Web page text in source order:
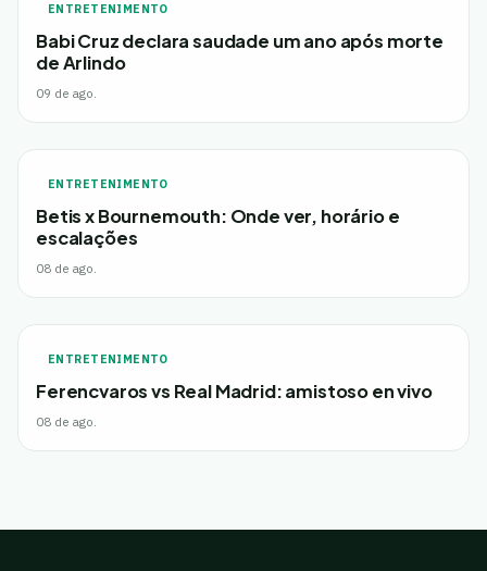
ENTRETENIMENTO
Babi Cruz declara saudade um ano após morte
de Arlindo
09 de ago.
ENTRETENIMENTO
Betis x Bournemouth: Onde ver, horário e
escalações
08 de ago.
ENTRETENIMENTO
Ferencvaros vs Real Madrid: amistoso en vivo
08 de ago.